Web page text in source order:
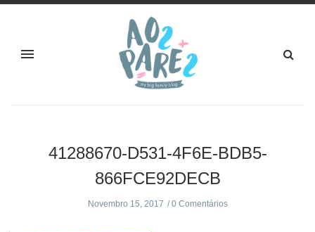
41288670-D531-4F6E-BDB5-
866FCE92DECB
Novembro 15, 2017 0 Comentários